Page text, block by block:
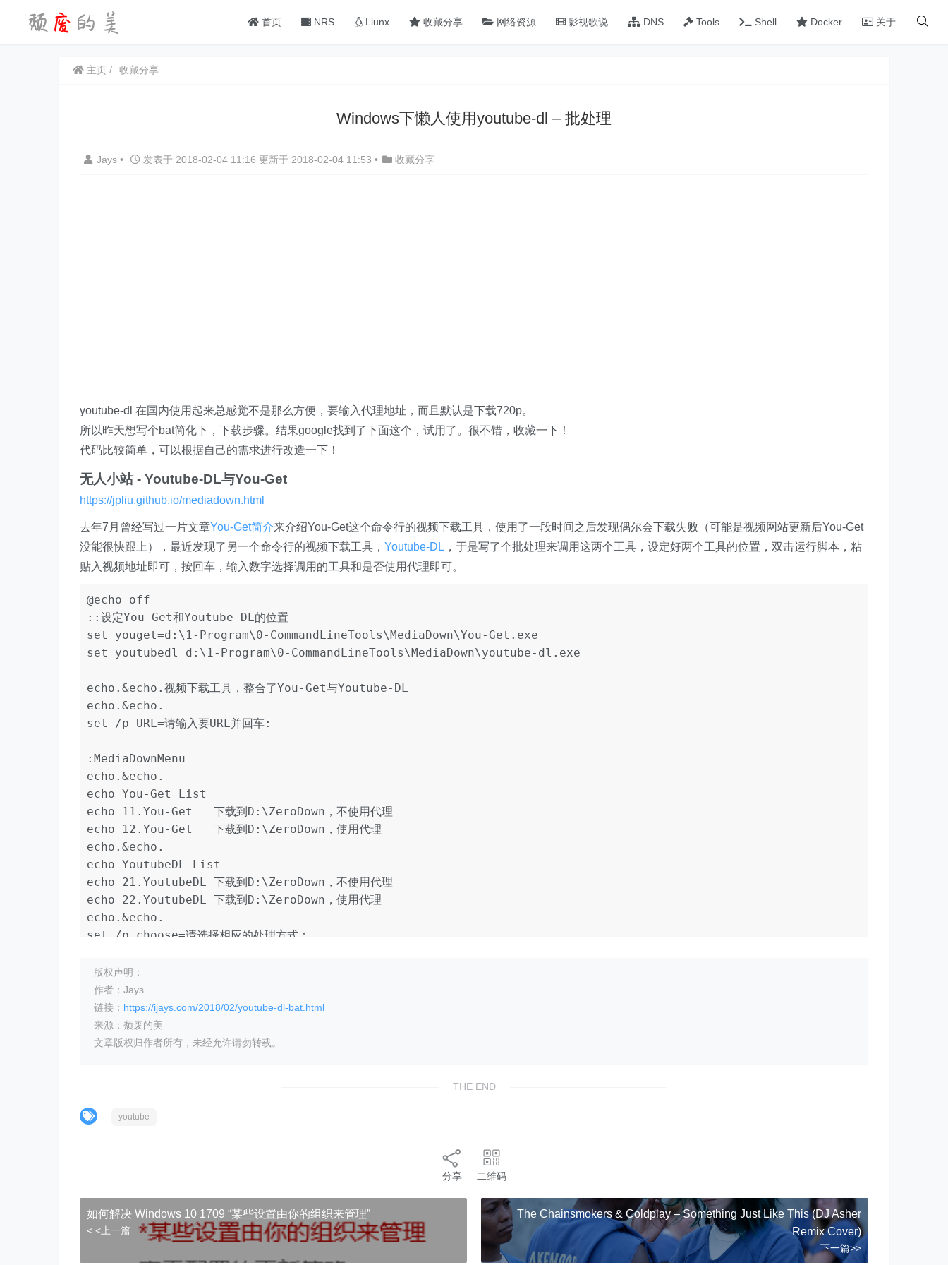
首页 NRS Liunx 收藏分享 网络资源 影视歌说 DNS Tools Shell Docker 关于
主页 收藏分享
Windows下懒人使用youtube-dl – 批处理
Jays • 发表于 2018-02-04 11:16 更新于 2018-02-04 11:53 • 收藏分享
youtube-dl 在国内使用起来总感觉不是那么方便，要输入代理地址，而且默认是下载720p。
所以昨天想写个bat简化下，下载步骤。结果google找到了下面这个，试用了。很不错，收藏一下！
代码比较简单，可以根据自己的需求进行改造一下！
无人小站 - Youtube-DL与You-Get
https://jpliu.github.io/mediadown.html
去年7月曾经写过一片文章You-Get简介来介绍You-Get这个命令行的视频下载工具，使用了一段时间之后发现偶尔会下载失败（可能是视频网站更新后You-Get
没能很快跟上），最近发现了另一个命令行的视频下载工具， Youtube-DL ，于是写了个批处理来调用这两个工具，设定好两个工具的位置，双击运行脚本，粘
贴入视频地址即可，按回车，输入数字选择调用的工具和是否使用代理即可。
@echo off
::设定You-Get和Youtube-DL的位置
set youget=d:\1-Program\0-CommandLineTools\MediaDown\You-Get.exe
set youtubedl=d:\1-Program\0-CommandLineTools\MediaDown\youtube-dl.exe
echo.&echo.视频下载工具，整合了You-Get与Youtube-DL
echo.&echo.
set /p URL=请输入要URL并回车:
:MediaDownMenu
echo.&echo.
echo You-Get List
echo 11.You-Get   下载到D:\ZeroDown，不使用代理
echo 12.You-Get   下载到D:\ZeroDown，使用代理
echo.&echo.
echo YoutubeDL List
echo 21.YoutubeDL 下载到D:\ZeroDown，不使用代理
echo 22.YoutubeDL 下载到D:\ZeroDown，使用代理
echo.&echo.
set /p choose=请选择相应的处理方式：
if "%choose%"=="12" set OP=--http-proxy 127.0.0.1:1080 -o D:\ZeroDown\ &Goto YouGetDown
if "%choose%"=="21" set OP=-o "D:\ZeroDown\%%(title)s.%%(ext)s" &Goto youtubedlDown
if "%choose%"=="22" set OP=-o "D:\ZeroDown\%%(title)s.%%(ext)s" --proxy socks5://127.0.0.1:1080/ &Goto youtubedlDown
::相关的一些比如代理的设置都写到了上面
:youtubedlDown
版权声明：
作者：Jays
链接： https://ijays.com/2018/02/youtube-dl-bat.html
来源：颓废的美
文章版权归作者所有，未经允许请勿转载。
THE END
youtube
分享 二维码
如何解决 Windows 10 1709 “某些设置由你的组织来管理”
< <上一篇
The Chainsmokers & Coldplay – Something Just Like This (DJ Asher
Remix Cover)
下一篇>>